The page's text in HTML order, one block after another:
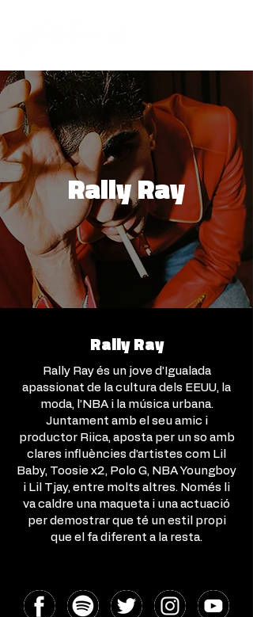
Rally Ray
Rally Ray
Rally Ray és un jove d’Igualada
apassionat de la cultura dels EEUU, la
moda, l’NBA i la música urbana.
Juntament amb el seu amic i
productor Riica, aposta per un so amb
clares influències d’artistes com Lil
Baby, Toosie x2, Polo G, NBA Youngboy
i Lil Tjay, entre molts altres. Només li
va caldre una maqueta i una actuació
per demostrar que té un estil propi
que el fa diferent a la resta.